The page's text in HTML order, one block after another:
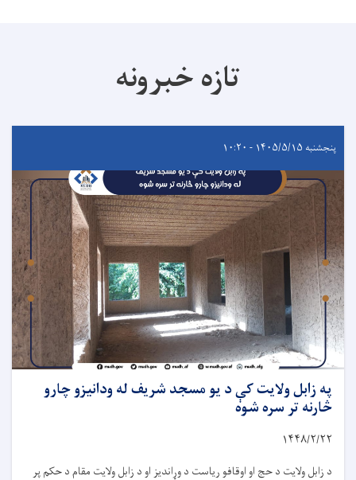
تازه خبرونه
پنجشنبه ۱۴۰۵/۵/۱۵ - ۱۰:۲۰
په زابل ولایت کې د یو مسجد شریف له ودانیزو چارو
څارنه تر سره شوه
۱۴۴۸/۲/۲۲
د زابل ولایت د حج او اوقافو ریاست د وړاندیز او د زابل ولایت مقام د حکم پر